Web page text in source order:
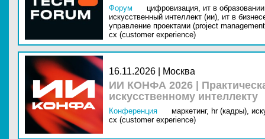
Форум цифровизация, ит в
искусственный интеллект (ии), ит в
управление проектами (project
cx (customer experience)
16.11.2026 | Москва
ИИ КОНФА 2026 |
искусственному интеллекту
Конференция маркетинг, hr (кадры),
cx (customer experience)